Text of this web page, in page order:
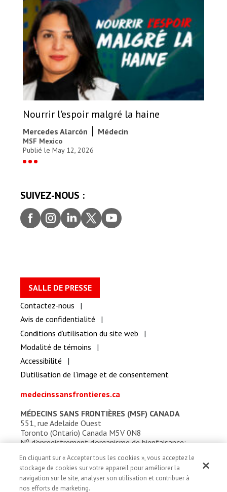
Nourrir l'espoir malgré la haine
Mercedes Alarcón Médecin
MSF Mexico
Publié le May 12, 2026
SUIVEZ-NOUS :
Faceb
ook
Insta
gram
Linke
dIn
Twitt
er
youtu
be
SALLE DE PRESSE
Contactez-nous
Avis de confidentialité
Conditions d’utilisation du site web
Modalité de témoins
Accessibilité
D’utilisation de l’image et de consentement
medecinssansfrontieres.ca
MÉDECINS SANS FRONTIÈRES (MSF) CANADA
551, rue Adelaide Ouest
Toronto (Ontario) Canada M5V 0N8
Nod'enregistrement d'organisme de bienfaisance:
En cliquant sur « Accepter tous les cookies », vous acceptez le
stockage de cookies sur votre appareil pour améliorer la
navigation sur le site, analyser son utilisation et contribuer à
nos efforts de marketing.